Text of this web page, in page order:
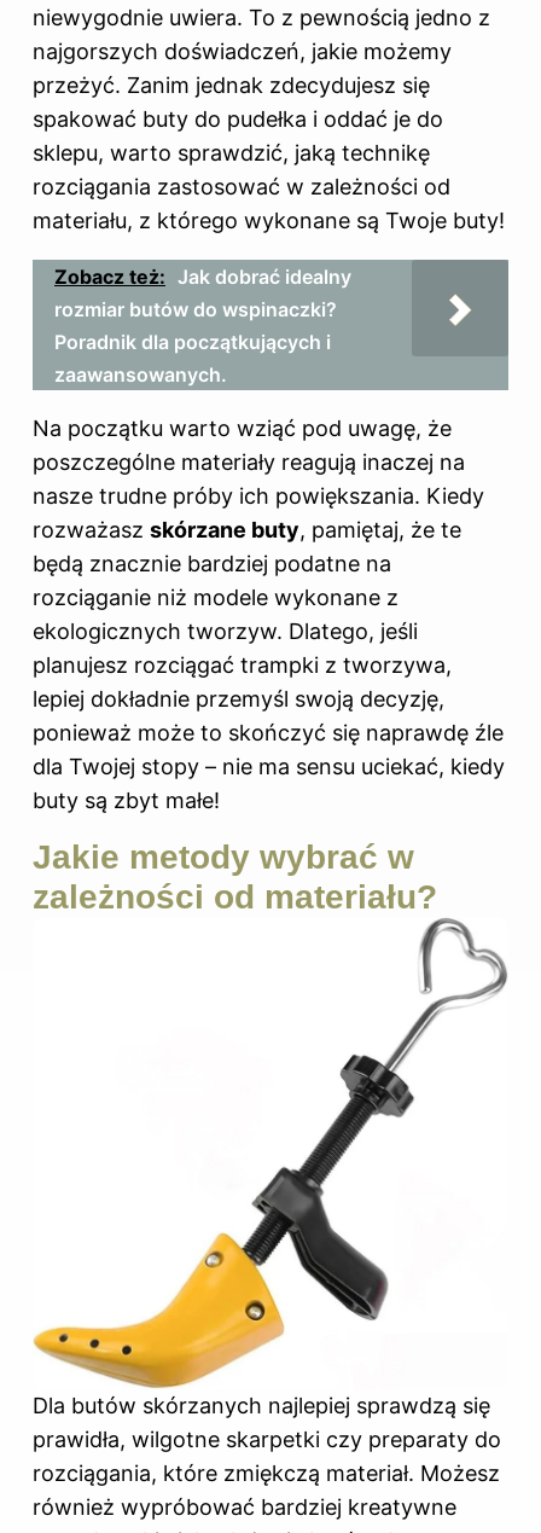
niewygodnie uwiera. To z pewnością jedno z
najgorszych doświadczeń, jakie możemy
przeżyć. Zanim jednak zdecydujesz się
spakować buty do pudełka i oddać je do
sklepu, warto sprawdzić, jaką technikę
rozciągania zastosować w zależności od
materiału, z którego wykonane są Twoje buty!
Zobacz też: Jak dobrać idealny
rozmiar butów do wspinaczki?
Poradnik dla początkujących i
zaawansowanych.
Na początku warto wziąć pod uwagę, że
poszczególne materiały reagują inaczej na
nasze trudne próby ich powiększania. Kiedy
rozważasz skórzane buty, pamiętaj, że te
będą znacznie bardziej podatne na
rozciąganie niż modele wykonane z
ekologicznych tworzyw. Dlatego, jeśli
planujesz rozciągać trampki z tworzywa,
lepiej dokładnie przemyśl swoją decyzję,
ponieważ może to skończyć się naprawdę źle
dla Twojej stopy – nie ma sensu uciekać, kiedy
buty są zbyt małe!
Jakie metody wybrać w
zależności od materiału?
Dla butów skórzanych najlepiej sprawdzą się
prawidła, wilgotne skarpetki czy preparaty do
rozciągania, które zmiękczą materiał. Możesz
również wypróbować bardziej kreatywne